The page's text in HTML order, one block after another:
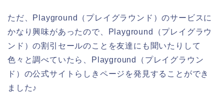
ただ、Playground（プレイグラウンド）のサービスに
かなり興味があったので、Playground（プレイグラウ
ンド）の割引セールのことを友達にも聞いたりして
色々と調べていたら、Playground（プレイグラウン
ド）の公式サイトらしきページを発見することができ
ました♪